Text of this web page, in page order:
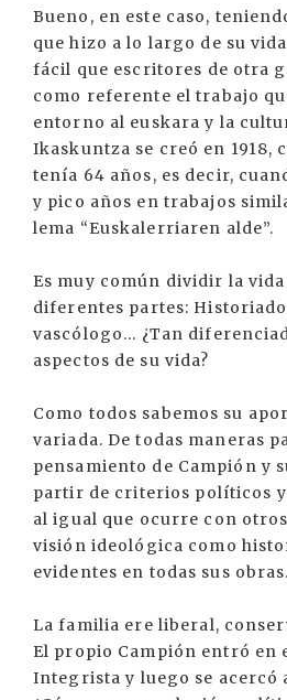
Bueno, en este caso,
que hizo a lo largo de su
fácil que escritores de otra
como referente el trabajo
entorno al euskara y la
Ikaskuntza se creó en 1918,
tenía 64 años, es decir,
y pico años en trabajos
lema “Euskalerriaren alde”.
Es muy común dividir la
diferentes partes:
vascólogo... ¿Tan
aspectos de su vida?
Como todos sabemos su
variada. De todas maneras
pensamiento de Campión y
partir de criterios políticos
al igual que ocurre con
visión ideológica como
evidentes en todas sus obras.
La familia ere liberal,
El propio Campión entró en
Integrista y luego se acercó